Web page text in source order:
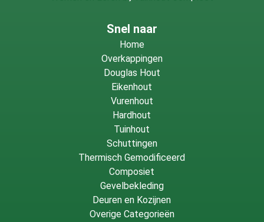
Snel naar
Home
Overkappingen
Douglas Hout
Eikenhout
Vurenhout
Hardhout
Tuinhout
Schuttingen
Thermisch Gemodificeerd
Composiet
Gevelbekleding
Deuren en Kozijnen
Overige Categorieën